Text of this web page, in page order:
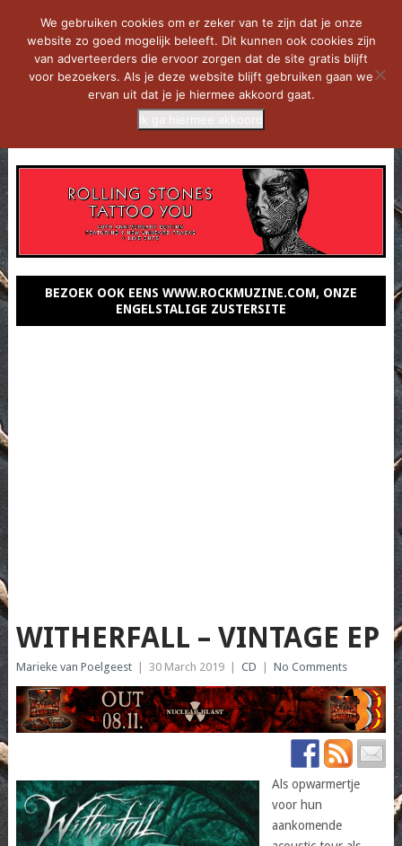
BEZOEK OOK EENS WWW.ROCKMUZINE.COM, ONZE
ENGELSTALIGE ZUSTERSITE
WITHERFALL – VINTAGE EP
Marieke van Poelgeest 30 March 2019 CD No Comments
Als opwarmertje
voorhun
aankomende
We gebruiken cookies om er zeker van te zijn dat je onze
website zo goed mogelijk beleeft. Dit kunnen ook cookies zijn
van adverteerders die ervoor zorgen dat de site gratis blijft
voor bezoekers. Als je deze website blijft gebruiken gaan we
ervan uit dat je je hiermee akkoord gaat.
Ik ga hiermee akkoord